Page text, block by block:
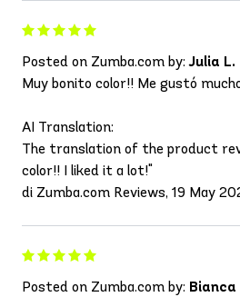
Posted on Zumba.com by:Julia L.
Muy bonito color!! Me gustó
AI Translation:
The translation of the product
color!! I liked it a lot!"
di Zumba.com Reviews, 19 May
Posted on Zumba.com by: Bianca